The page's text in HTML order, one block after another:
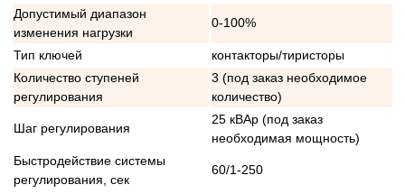
Допустимый диапазон
изменения нагрузки
0-100%
Тип ключей
контакторы/тиристоры
Количество ступеней
регулирования
3 (под заказ необходимое
количество)
Шаг регулирования
25 кВАр (под заказ
необходимая мощность)
Быстродействие системы
регулирования, сек
60/1-250